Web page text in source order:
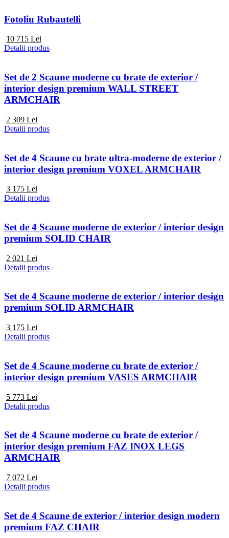
Fotoliu Rubautelli
10 715 Lei
Detalii produs
Set de 2 Scaune moderne cu brate de exterior /
interior design premium WALL STREET
ARMCHAIR
2 309 Lei
Detalii produs
Set de 4 Scaune cu brate ultra-moderne de exterior /
interior design premium VOXEL ARMCHAIR
3 175 Lei
Detalii produs
Set de 4 Scaune moderne de exterior / interior design
premium SOLID CHAIR
2 021 Lei
Detalii produs
Set de 4 Scaune moderne de exterior / interior design
premium SOLID ARMCHAIR
3 175 Lei
Detalii produs
Set de 4 Scaune moderne cu brate de exterior /
interior design premium VASES ARMCHAIR
5 773 Lei
Detalii produs
Set de 4 Scaune moderne cu brate de exterior /
interior design premium FAZ INOX LEGS
ARMCHAIR
7 072 Lei
Detalii produs
Set de 4 Scaune de exterior / interior design modern
premium FAZ CHAIR